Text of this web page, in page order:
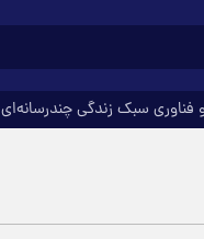
سبک زندگیچندرسانه‌ای